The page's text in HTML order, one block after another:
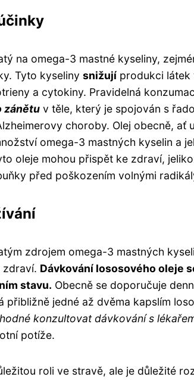
na omega-3 mastné kyseliny,
Tyto kyseliny snižují produkci látek
a cytokiny. Pravidelná
zánětu v těle, který je spojován s
choroby. Olej obecně, ať
omega-3 mastných kyselin a
oleje mohou přispět ke zdraví,
před poškozením volnými
zdrojem omega-3 mastných
zdraví. Dávkování lososového oleje
stavu. Obecně se doporučuje
přibližně jedné až dvěma kapslím
konzultovat dávkování s
potíže.
roli ve stravě, ale je důležité